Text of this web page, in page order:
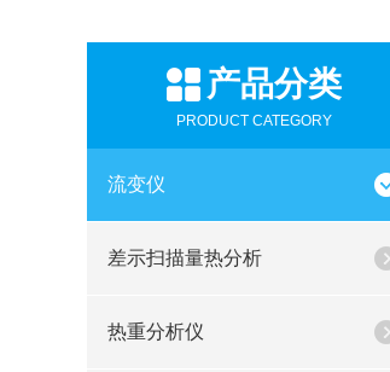
产品分类
PRODUCT CATEGORY
流变仪
差示扫描量热分析
热重分析仪